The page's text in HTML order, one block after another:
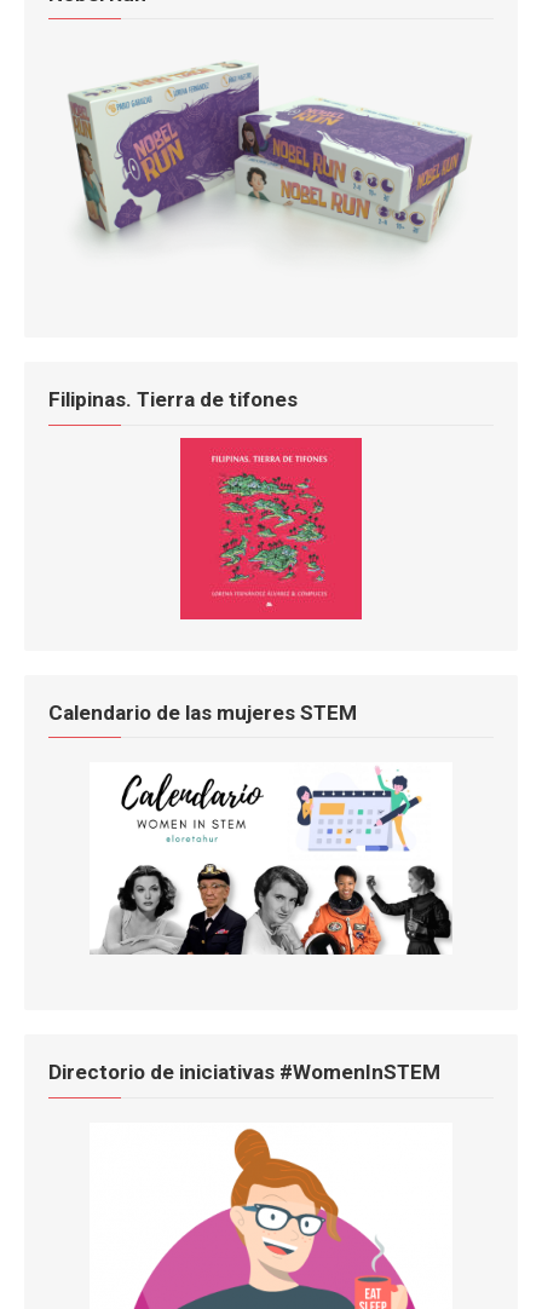
Filipinas. Tierra de tifones
Calendario de las mujeres STEM
Directorio de iniciativas #WomenInSTEM